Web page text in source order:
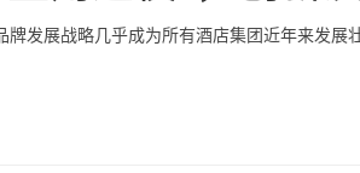
牌发展战略几乎成为所有酒店集团近年来发展